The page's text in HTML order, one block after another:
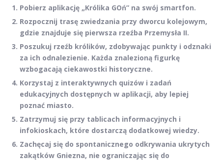
Pobierz aplikację „Królika GOń” na swój smartfon.
Rozpocznij trasę zwiedzania przy dworcu kolejowym,
gdzie znajduje się pierwsza rzeźba Przemysła II.
Poszukuj rzeźb królików, zdobywając punkty i odznaki
za ich odnalezienie. Każda znalezioną figurkę
wzbogacają ciekawostki historyczne.
Korzystaj z interaktywnych quizów i zadań
edukacyjnych dostępnych w aplikacji, aby lepiej
poznać miasto.
Zatrzymuj się przy tablicach informacyjnych i
infokioskach, które dostarczą dodatkowej wiedzy.
Zachęcaj się do spontanicznego odkrywania ukrytych
zakątków Gniezna, nie ograniczając się do